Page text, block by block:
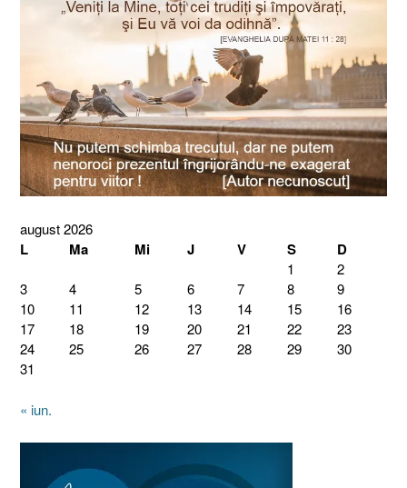
august 2026
L Ma Mi J V S D
1
2
3
4 5 6 7 8
9
10
11 12 13 14 15
16
17
18 19 20 21 22
23
24
25 26 27 28 29
30
31
« iun.